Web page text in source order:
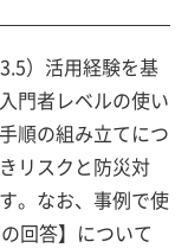
）活用経験を基
門者レベルの使い
順の組み立てにつ
リスクと防災対
。なお、事例で使
回答】について